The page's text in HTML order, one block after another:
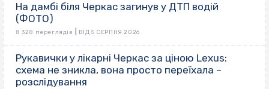
На дамбі біля Черкас загинув у ДТП водій
(ФОТО)
8 328 переглядів ВІД 5 СЕРПНЯ 2026
Рукавички у лікарні Черкас за ціною Lexus:
схема не зникла, вона просто переїхала –
розслідування